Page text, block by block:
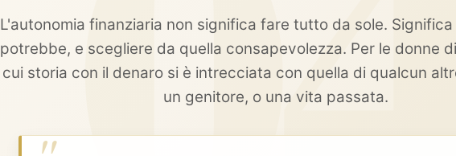
L'autonomia finanziaria non significa fare tutto da sole.
potrebbe, e scegliere da quella consapevolezza. Per le donne
cui storia con il denaro si è intrecciata con quella di qualcun
un genitore, o una vita passata.